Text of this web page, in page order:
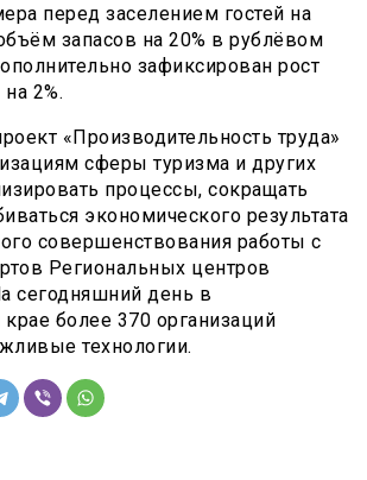
перед заселением гостей на
запасов на 20% в рублёвом
зафиксирован рост
2%.
«Производительность труда»
сферы туризма и других
процессы, сокращать
экономического результата
совершенствования работы с
Региональных центров
сегодняшний день в
более 370 организаций
технологии.